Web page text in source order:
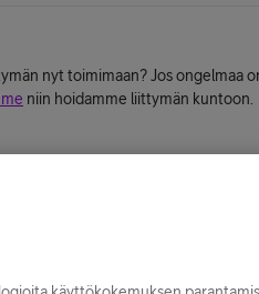
nyt toimimaan? Jos ongelmaa
niin hoidamme liittymän kuntoon.